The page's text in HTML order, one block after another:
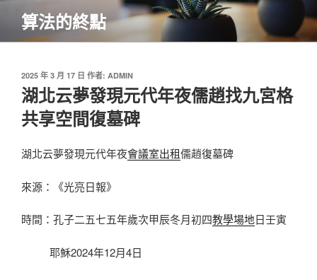
主
算法的終點
發
佈
於
2025 年 3 月 17 日 作者: ADMIN
湖北云夢發現元代年夜儒趙找九宮格
共享空間復墓碑
湖北云夢發現元代年夜會議室出租儒趙復墓碑
來源：《光亮日報》
時間：孔子二五七五年歲次甲辰冬月初四教學場地日壬寅
耶穌2024年12月4日